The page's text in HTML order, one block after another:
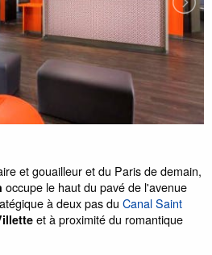
et gouailleur et du Paris de demain,
occupe le haut du pavé de l'avenue
à deux pas du Canal Saint
et à proximité du romantique